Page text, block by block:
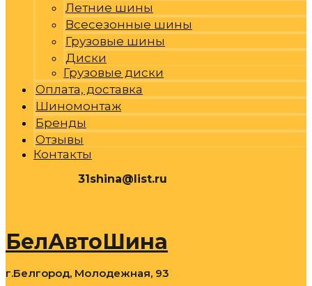
Летние шины
Всесезонные шины
Грузовые шины
Диски
Грузовые диски
Оплата, доставка
Шиномонтаж
Бренды
Отзывы
Контакты
31shina@list.ru
БелАвтоШина
г.Белгород, Молодежная, 93